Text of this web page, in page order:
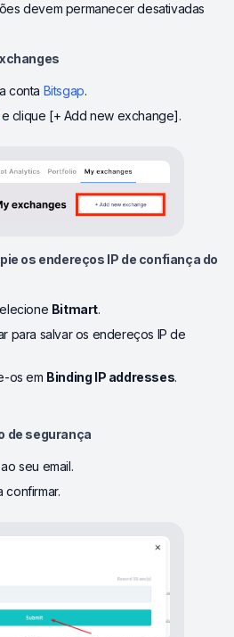
devem permanecer desativadas
conta Bitsgap.
e clique [+ Add new exchange].
os endereços IP de confiança do
Bitmart.
para salvar os endereços IP de
os em Binding IP addresses.
de segurança
seu email.
confirmar.